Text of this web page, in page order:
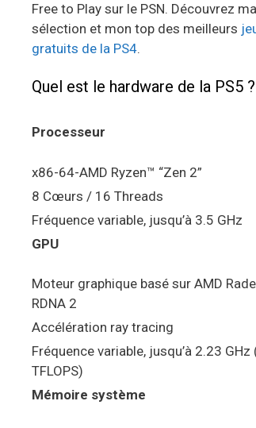
Free to Play sur le PSN. Découvrez ma
sélection et mon top des meilleurs
gratuits de la PS4.
Quel est le hardware de la PS5 ?
Processeur
x86-64-AMD Ryzen™ “Zen 2”
8 Cœurs / 16 Threads
Fréquence variable, jusqu’à 3.5 GHz
GPU
Moteur graphique basé sur AMD
RDNA 2
Accélération ray tracing
Fréquence variable, jusqu’à 2.23 GHz
TFLOPS)
Mémoire système